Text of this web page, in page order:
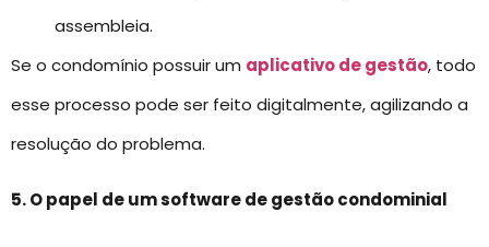
assembleia.
Se o condomínio possuir um aplicativo de gestão, todo
esse processo pode ser feito digitalmente, agilizando a
resolução do problema.
5. O papel de um software de gestão condominial